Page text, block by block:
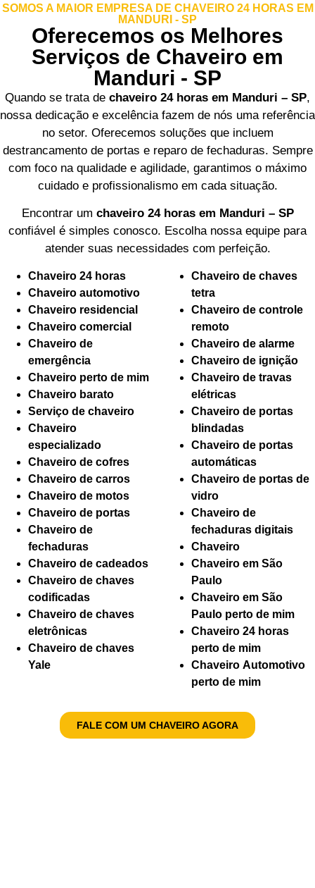
SOMOS A MAIOR EMPRESA DE CHAVEIRO 24 HORAS EM
MANDURI - SP
Oferecemos os Melhores
Serviços de Chaveiro em
Manduri - SP
Quando se trata de chaveiro 24 horas em Manduri – SP,
nossa dedicação e excelência fazem de nós uma referência
no setor. Oferecemos soluções que incluem
destrancamento de portas e reparo de fechaduras. Sempre
com foco na qualidade e agilidade, garantimos o máximo
cuidado e profissionalismo em cada situação.
Encontrar um chaveiro 24 horas em Manduri – SP
confiável é simples conosco. Escolha nossa equipe para
atender suas necessidades com perfeição.
Chaveiro 24 horas
Chaveiro automotivo
Chaveiro residencial
Chaveiro comercial
Chaveiro de
emergência
Chaveiro perto de mim
Chaveiro barato
Serviço de chaveiro
Chaveiro
especializado
Chaveiro de cofres
Chaveiro de carros
Chaveiro de motos
Chaveiro de portas
Chaveiro de
fechaduras
Chaveiro de cadeados
Chaveiro de chaves
codificadas
Chaveiro de chaves
eletrônicas
Chaveiro de chaves
Yale
Chaveiro de chaves
tetra
Chaveiro de controle
remoto
Chaveiro de alarme
Chaveiro de ignição
Chaveiro de travas
elétricas
Chaveiro de portas
blindadas
Chaveiro de portas
automáticas
Chaveiro de portas de
vidro
Chaveiro de
fechaduras digitais
Chaveiro
Chaveiro em São
Paulo
Chaveiro em São
Paulo perto de mim
Chaveiro 24 horas
perto de mim
Chaveiro Automotivo
perto de mim
FALE COM UM CHAVEIRO AGORA